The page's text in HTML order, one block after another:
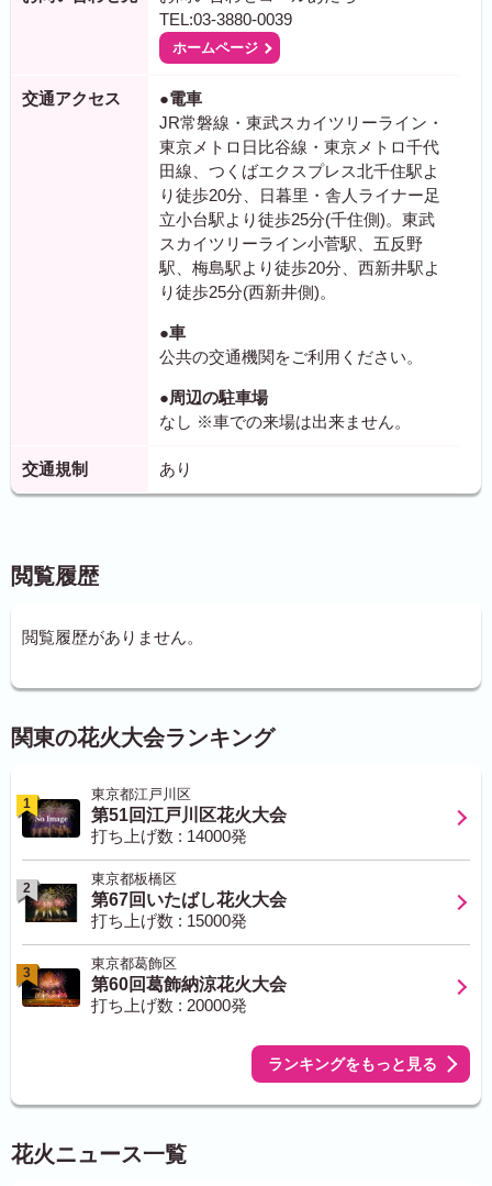
TEL:03-3880-0039
ホームページ
交通アクセス
●電車
JR常磐線・東武スカイツリーライン・
東京メトロ日比谷線・東京メトロ千代
田線、つくばエクスプレス北千住駅よ
り徒歩20分、日暮里・舎人ライナー足
立小台駅より徒歩25分(千住側)。東武
スカイツリーライン小菅駅、五反野
駅、梅島駅より徒歩20分、西新井駅よ
り徒歩25分(西新井側)。
●車
公共の交通機関をご利用ください。
●周辺の駐車場
なし ※車での来場は出来ません。
交通規制 あり
閲覧履歴
閲覧履歴がありません。
関東の花火大会ランキング
1
東京都江戸川区
第51回江戸川区花火大会
打ち上げ数 : 14000発
2
東京都板橋区
第67回いたばし花火大会
打ち上げ数 : 15000発
3
東京都葛飾区
第60回葛飾納涼花火大会
打ち上げ数 : 20000発
ランキングをもっと見る
花火ニュース一覧